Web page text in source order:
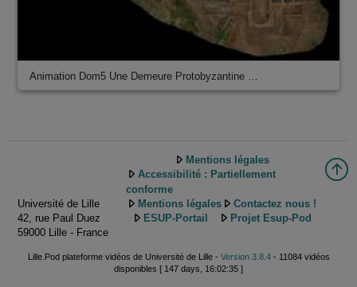
Animation Dom5 Une Demeure Protobyzantine …
Université de Lille
42, rue Paul Duez
59000 Lille - France
Mentions légales
Accessibilité : Partiellement
conforme
Mentions légales
Contactez nous !
ESUP-Portail
Projet Esup-Pod
Lille.Pod plateforme vidéos de Université de Lille - Version 3.8.4- 11084 vidéos
disponibles [ 147 days, 16:02:35 ]